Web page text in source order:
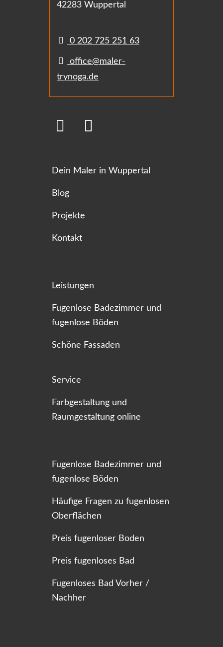
42283 Wuppertal
0 202 725 251 63
office@maler-
trynoga.de
Dein Maler in Wuppertal
Blog
Projekte
Kontakt
Leistungen
Fugenlose Badezimmer und
fugenlose Böden
Schöne Fassaden
Service
Farbgestaltung und
Raumgestaltung online
Fugenlose Badezimmer und
fugenlose Böden
Häufige Fragen zu fugenlosen
Oberflächen
Preis fugenloser Boden
Preis fugenloses Bad
Fugenloses Bad Vorher /
Nachher